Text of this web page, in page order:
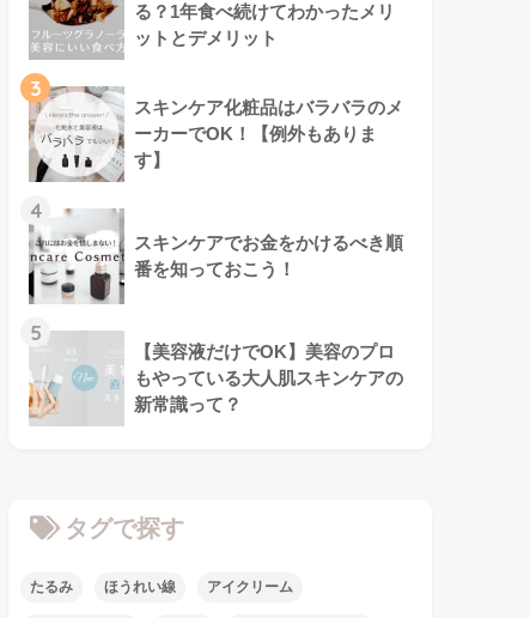
る？1年食べ続けてわかったメリ
ットとデメリット
3
スキンケア化粧品はバラバラのメ
ーカーでOK！【例外もありま
す】
4
スキンケアでお金をかけるべき順
番を知っておこう！
5
【美容液だけでOK】美容のプロ
もやっている大人肌スキンケアの
新常識って？
タグで探す
たるみ ほうれい線 アイクリーム